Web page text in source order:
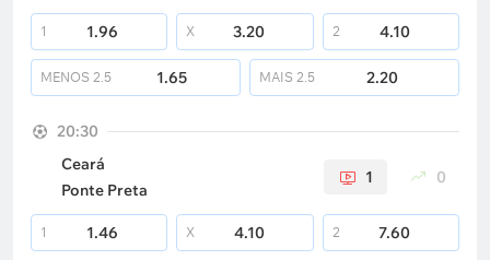
1 1.96 X 3.20 2 4.10
MENOS 2.5 1.65 MAIS 2.5 2.20
20:30
Ceará
Ponte Preta
1 0
1 1.46 X 4.10 2 7.60